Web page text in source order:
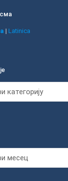
| Latinica